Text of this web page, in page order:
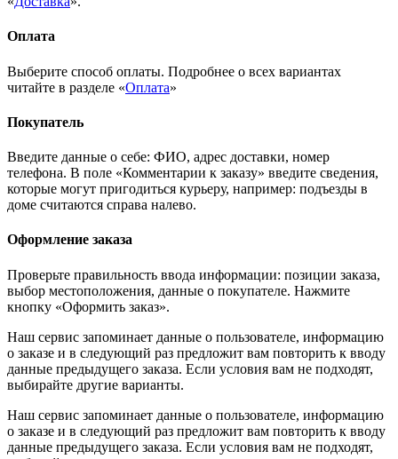
Оплата
Выберите способ оплаты. Подробнее о всех вариантах
читайте в разделе «Оплата»
Покупатель
Введите данные о себе: ФИО, адрес доставки, номер
телефона. В поле «Комментарии к заказу» введите сведения,
которые могут пригодиться курьеру, например: подъезды в
доме считаются справа налево.
Оформление заказа
Проверьте правильность ввода информации: позиции заказа,
выбор местоположения, данные о покупателе. Нажмите
кнопку «Оформить заказ».
Наш сервис запоминает данные о пользователе, информацию
о заказе и в следующий раз предложит вам повторить к вводу
данные предыдущего заказа. Если условия вам не подходят,
выбирайте другие варианты.
Наш сервис запоминает данные о пользователе, информацию
о заказе и в следующий раз предложит вам повторить к вводу
данные предыдущего заказа. Если условия вам не подходят,